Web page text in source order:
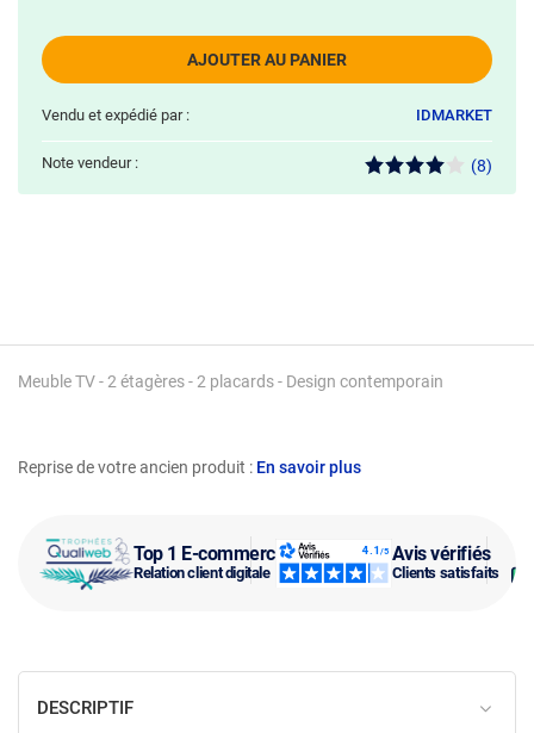
Top 1 E-commerce
Relation client digitale
Avis vérifiés
Clients satisfaits
Reprise de votre ancien produit : En savoir plus
Meuble TV - 2 étagères - 2 placards - Design contemporain
AJOUTER AU PANIER
Vendu et expédié par : IDMARKET
Note vendeur : (8)
DESCRIPTIF